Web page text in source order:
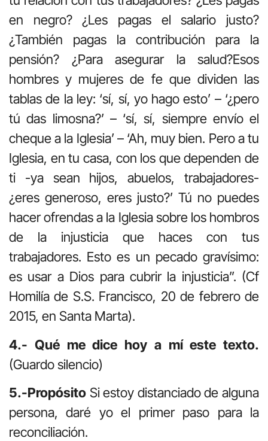
en negro? ¿Les pagas el salario justo?
¿También pagas la contribución para la
pensión? ¿Para asegurar la salud?Esos
hombres y mujeres de fe que dividen las
tablas de la ley: ‘sí, sí, yo hago esto’ – ‘¿pero
tú das limosna?’ – ‘sí, sí, siempre envío el
cheque a la Iglesia’ – ‘Ah, muy bien. Pero a tu
Iglesia, en tu casa, con los que dependen de
ti -ya sean hijos, abuelos, trabajadores-
¿eres generoso, eres justo?’ Tú no puedes
hacer ofrendas a la Iglesia sobre los hombros
de la injusticia que haces con tus
trabajadores. Esto es un pecado gravísimo:
es usar a Dios para cubrir la injusticia”. (Cf
Homilía de S.S. Francisco, 20 de febrero de
2015, en Santa Marta).
4.- Qué me dice hoy a mí este texto.
(Guardo silencio)
5.-Propósito Si estoy distanciado de alguna
persona, daré yo el primer paso para la
reconciliación.